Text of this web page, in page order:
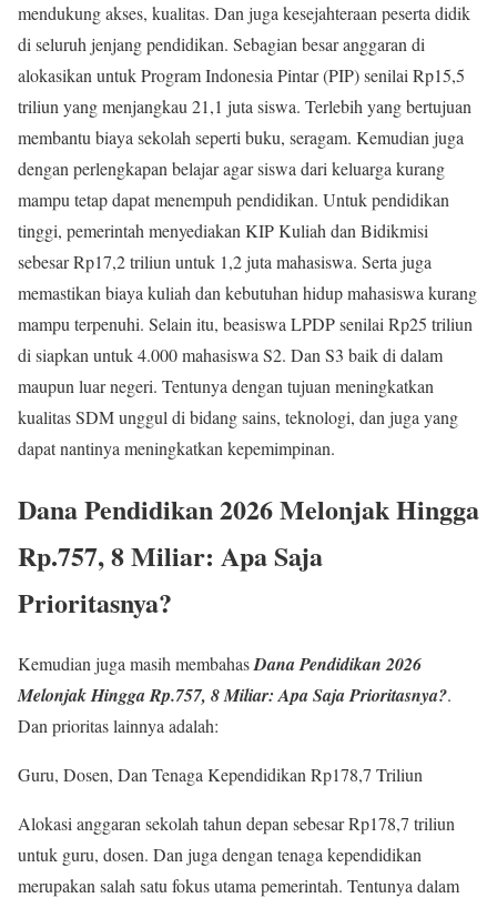
mendukung akses, kualitas. Dan juga kesejahteraan peserta didik
di seluruh jenjang pendidikan. Sebagian besar anggaran di
alokasikan untuk Program Indonesia Pintar (PIP) senilai Rp15,5
triliun yang menjangkau 21,1 juta siswa. Terlebih yang bertujuan
membantu biaya sekolah seperti buku, seragam. Kemudian juga
dengan perlengkapan belajar agar siswa dari keluarga kurang
mampu tetap dapat menempuh pendidikan. Untuk pendidikan
tinggi, pemerintah menyediakan KIP Kuliah dan Bidikmisi
sebesar Rp17,2 triliun untuk 1,2 juta mahasiswa. Serta juga
memastikan biaya kuliah dan kebutuhan hidup mahasiswa kurang
mampu terpenuhi. Selain itu, beasiswa LPDP senilai Rp25 triliun
di siapkan untuk 4.000 mahasiswa S2. Dan S3 baik di dalam
maupun luar negeri. Tentunya dengan tujuan meningkatkan
kualitas SDM unggul di bidang sains, teknologi, dan juga yang
dapat nantinya meningkatkan kepemimpinan.
Dana Pendidikan 2026 Melonjak Hingga
Rp.757, 8 Miliar: Apa Saja
Prioritasnya?
Kemudian juga masih membahasDana Pendidikan 2026
Melonjak Hingga Rp.757, 8 Miliar: Apa Saja Prioritasnya?.
Dan prioritas lainnya adalah:
Guru, Dosen, Dan Tenaga Kependidikan Rp178,7 Triliun
Alokasi anggaran sekolah tahun depan sebesar Rp178,7 triliun
untuk guru, dosen. Dan juga dengan tenaga kependidikan
merupakan salah satu fokus utama pemerintah. Tentunya dalam